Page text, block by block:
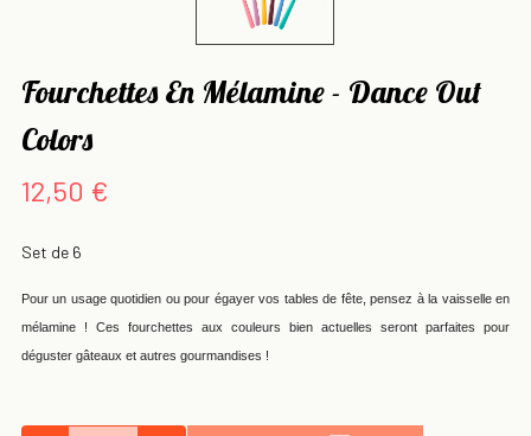
Fourchettes En Mélamine - Dance Out
Colors
12,50 €
Set de 6
Pour un usage quotidien ou pour égayer vos tables de fête, pensez à la vaisselle en
mélamine ! Ces fourchettes aux couleurs bien actuelles seront parfaites pour
déguster gâteaux et autres gourmandises !